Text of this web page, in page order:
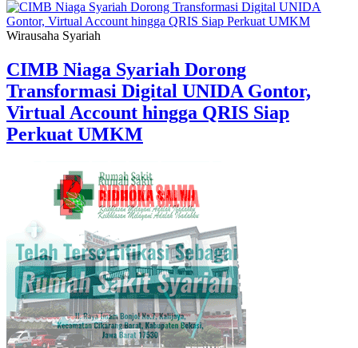
Wirausaha Syariah
CIMB Niaga Syariah Dorong
Transformasi Digital UNIDA Gontor,
Virtual Account hingga QRIS Siap
Perkuat UMKM